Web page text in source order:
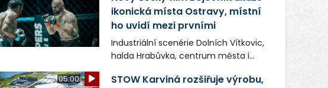
ikonická místa Ostravy, místní
ho uvidí mezi prvními
Industriální scenérie Dolních Vítkovic,
halda Hrabůvka, centrum města i
v novém filmu Bojovník, který vstoupí
05:00
STOW Karviná rozšiřuje výrobu,